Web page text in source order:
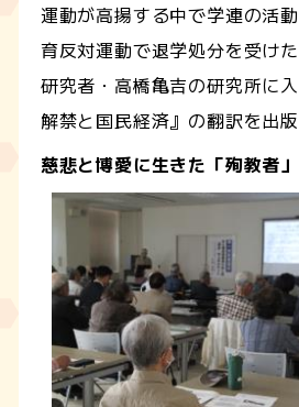
運動が高揚する中で学連の活
育反対運動で退学処分を受け
研究者・高橋亀吉の研究所に
解禁と国民経済』の翻訳を出版
慈悲と博愛に生きた「殉教者」